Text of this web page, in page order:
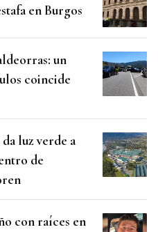
en Burgos
un
coincide
luz verde a
de
con raíces en